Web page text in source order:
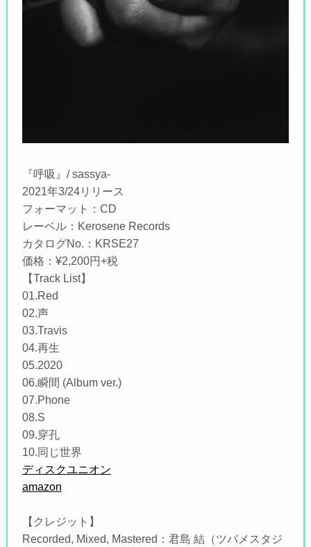
『呼吸』/ sassya-
2021年3/24リリース
フォーマット：CD
レーベル：Kerosene Records
カタログNo.：KRSE27
価格：¥2,200円+税
【Track List】
01.Red
02.声
03.Travis
04.再生
05.2020
06.瞬間 (Album ver.)
07.Phone
08.S
09.穿孔
10.同じ世界
ディスクユニオン
amazon
【クレジット】
Recorded, Mixed, Mastered：君島 結（ツバメスタジ